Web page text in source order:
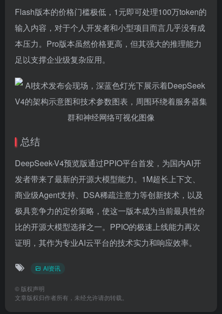
Flash版本的价格门槛极低，1元即可处理100万token的
输入内容，对于个人开发者和小型项目而言几乎没有成
本压力。Pro版本虽然价格更高，但其强大的推理能力
足以支撑企业级复杂应用。
总结
DeepSeek-V4预览版通过PPIO平台首发，为国内AI开
发者带来了最新的开源大模型能力。1M超长上下文、
商业级Agent支持、DSA稀疏注意力等创新技术，以及
极具竞争力的定价策略，使这一版本成为当前最具性价
比的开源大模型选择之一。PPIO的极速上线能力再次
证明，其作为专业AI云平台的技术实力和响应效率。
AI资讯
© 版权声明
文章版权归作者所有，未经允许请勿转载。